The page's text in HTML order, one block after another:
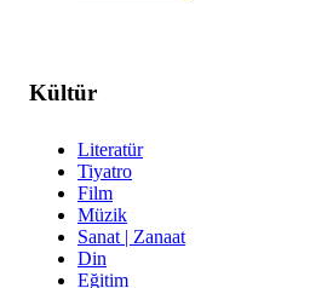
Kültür
Literatür
Tiyatro
Film
Müzik
Sanat | Zanaat
Din
Eğitim